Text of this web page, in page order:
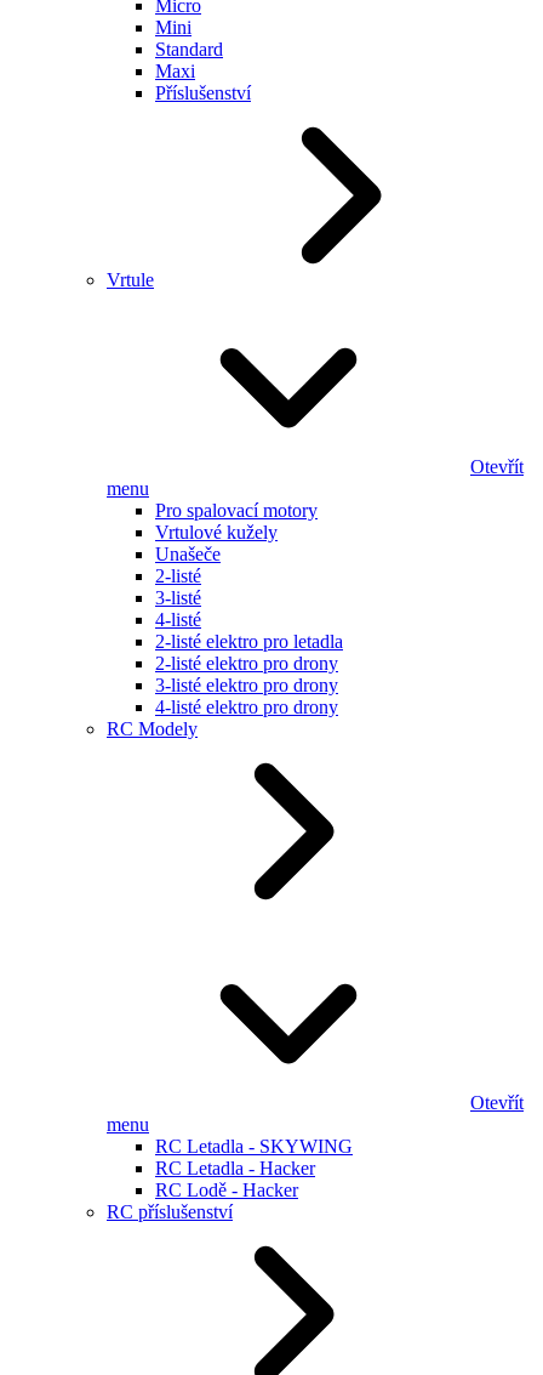
Micro
Mini
Standard
Maxi
Příslušenství
Vrtule
Otevřít
menu
Pro spalovací motory
Vrtulové kužely
Unašeče
2-listé
3-listé
4-listé
2-listé elektro pro letadla
2-listé elektro pro drony
3-listé elektro pro drony
4-listé elektro pro drony
RC Modely
Otevřít
menu
RC Letadla - SKYWING
RC Letadla - Hacker
RC Lodě - Hacker
RC příslušenství